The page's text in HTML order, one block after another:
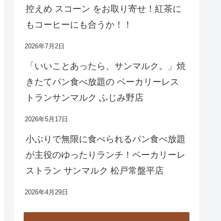
控えめ スコーン をお取り寄せ！紅茶に
もコーヒーにも合うか！！
2026年7月2日
「いいことあったら、サンマルク。」焼
きたてパン食べ放題の ベーカリーレス
トランサンマルク ふじみ野店
2026年5月17日
小ぶりで無限に食べられるパン食べ放題
が主役のゆったりランチ！ベーカリーレ
ストラン サンマルク 松戸常盤平店
2026年4月29日